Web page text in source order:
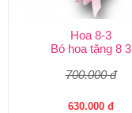
Hoa 8-3
Bó hoa tặng 8 3
700.000 đ
630.000 đ